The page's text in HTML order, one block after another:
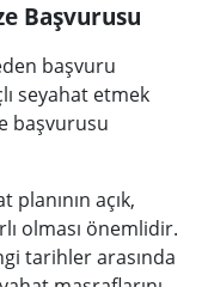
Başvurusu
başvuru
seyahat etmek
başvurusu
açık,
olması önemlidir.
tarihler arasında